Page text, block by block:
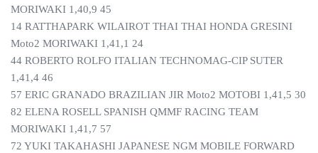
MORIWAKI 1,40,9 45
14 RATTHAPARK WILAIROT THAI THAI HONDA GRESINI
Moto2 MORIWAKI 1,41,1 24
44 ROBERTO ROLFO ITALIAN TECHNOMAG-CIP SUTER
1,41,4 46
57 ERIC GRANADO BRAZILIAN JIR Moto2 MOTOBI 1,41,5 30
82 ELENA ROSELL SPANISH QMMF RACING TEAM
MORIWAKI 1,41,7 57
72 YUKI TAKAHASHI JAPANESE NGM MOBILE FORWARD